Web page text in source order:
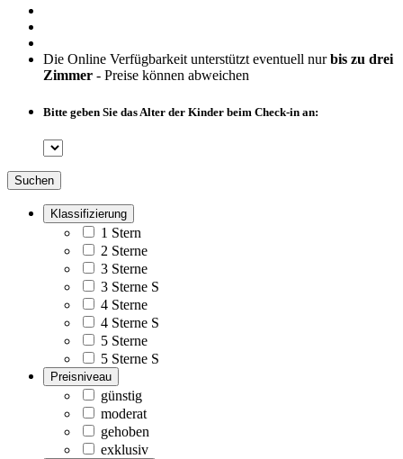
Die Online Verfügbarkeit unterstützt eventuell nurbis zu drei
Zimmer - Preise können abweichen
Bitte geben Sie das Alter der Kinder beim Check-in an:
Suchen
Klassifizierung
1 Stern
2 Sterne
3 Sterne
3 Sterne S
4 Sterne
4 Sterne S
5 Sterne
5 Sterne S
Preisniveau
günstig
moderat
gehoben
exklusiv